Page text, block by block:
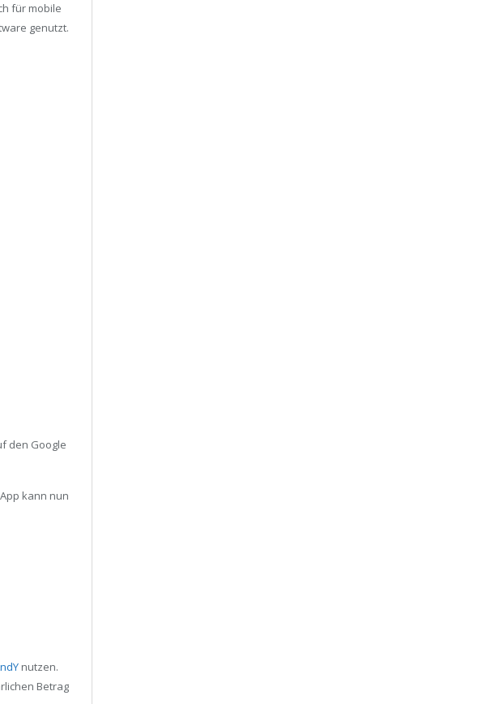
für mobile
genutzt.
den Google
kann nun
nutzen.
Betrag